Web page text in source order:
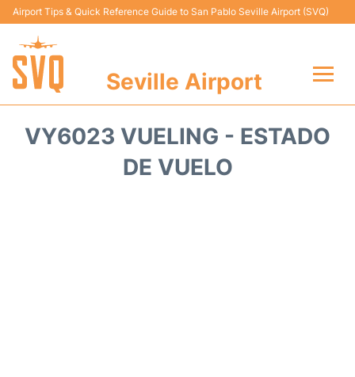
Airport Tips & Quick Reference Guide to San Pablo Seville Airport (SVQ)
Seville Airport
VY6023 VUELING - ESTADO
DE VUELO